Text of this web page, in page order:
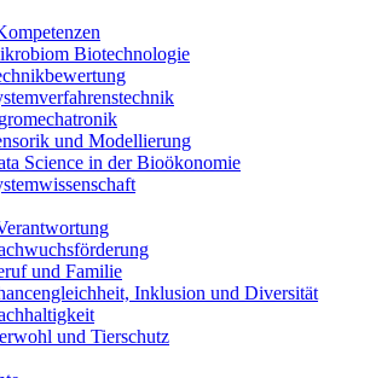
Biotechnologie
und Modellierung
Science in der Bioökonomie
und Familie
Inklusion und Diversität
und Tierschutz